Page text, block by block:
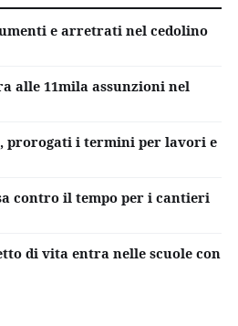
e arretrati nel cedolino
alle 11mila assunzioni nel
prorogati i termini per lavori e
contro il tempo per i cantieri
di vita entra nelle scuole con